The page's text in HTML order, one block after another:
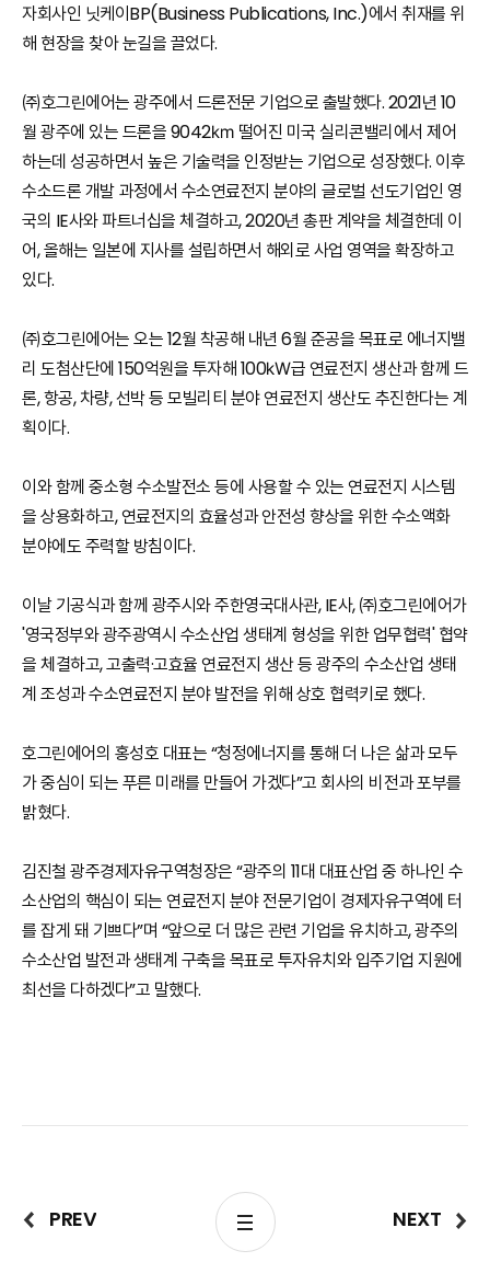
자회사인 닛케이BP(Business Publications, Inc.)에서 취재를 위
해 현장을 찾아 눈길을 끌었다.
㈜호그린에어는 광주에서 드론전문 기업으로 출발했다. 2021년 10
월 광주에 있는 드론을 9042㎞ 떨어진 미국 실리콘밸리에서 제어
하는데 성공하면서 높은 기술력을 인정받는 기업으로 성장했다. 이후
수소드론 개발 과정에서 수소연료전지 분야의 글로벌 선도기업인 영
국의 IE사와 파트너십을 체결하고, 2020년 총판 계약을 체결한데 이
어, 올해는 일본에 지사를 설립하면서 해외로 사업 영역을 확장하고
있다.
㈜호그린에어는 오는 12월 착공해 내년 6월 준공을 목표로 에너지밸
리 도첨산단에 150억원을 투자해 100㎾급 연료전지 생산과 함께 드
론, 항공, 차량, 선박 등 모빌리티 분야 연료전지 생산도 추진한다는 계
획이다.
이와 함께 중소형 수소발전소 등에 사용할 수 있는 연료전지 시스템
을 상용화하고, 연료전지의 효율성과 안전성 향상을 위한 수소액화
분야에도 주력할 방침이다.
이날 기공식과 함께 광주시와 주한영국대사관, IE사, ㈜호그린에어가
'영국정부와 광주광역시 수소산업 생태계 형성을 위한 업무협력' 협약
을 체결하고, 고출력·고효율 연료전지 생산 등 광주의 수소산업 생태
계 조성과 수소연료전지 분야 발전을 위해 상호 협력키로 했다.
호그린에어의 홍성호 대표는 “청정에너지를 통해 더 나은 삶과 모두
가 중심이 되는 푸른 미래를 만들어 가겠다”고 회사의 비전과 포부를
밝혔다.
김진철 광주경제자유구역청장은 “광주의 11대 대표산업 중 하나인 수
소산업의 핵심이 되는 연료전지 분야 전문기업이 경제자유구역에 터
를 잡게 돼 기쁘다”며 “앞으로 더 많은 관련 기업을 유치하고, 광주의
수소산업 발전과 생태계 구축을 목표로 투자유치와 입주기업 지원에
최선을 다하겠다”고 말했다.
PREV NEXT